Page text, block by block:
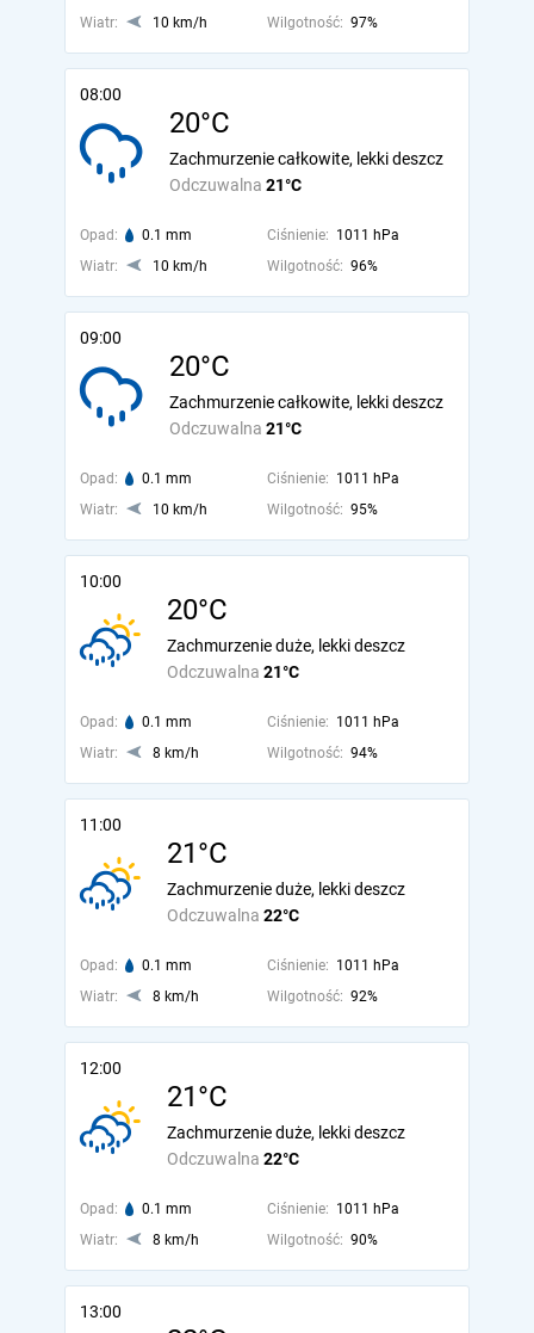
Wiatr: 10 km/h Wilgotność: 97%
08:00
20°C
Odczuwalna 21°C
Zachmurzenie całkowite, lekki deszcz
Opad: 0.1 mm Ciśnienie: 1011 hPa
Wiatr:
10 km/h Wilgotność: 96%
09:00
20°C
Odczuwalna 21°C
Zachmurzenie całkowite, lekki deszcz
Opad: 0.1 mm Ciśnienie: 1011 hPa
Wiatr:
10 km/h Wilgotność: 95%
10:00
20°C
Odczuwalna 21°C
Zachmurzenie duże, lekki deszcz
Opad: 0.1 mm Ciśnienie: 1011 hPa
Wiatr:
8 km/h Wilgotność: 94%
11:00
21°C
Odczuwalna 22°C
Zachmurzenie duże, lekki deszcz
Opad: 0.1 mm Ciśnienie: 1011 hPa
Wiatr:
8 km/h Wilgotność: 92%
12:00
21°C
Odczuwalna 22°C
Zachmurzenie duże, lekki deszcz
Opad: 0.1 mm Ciśnienie: 1011 hPa
Wiatr:
8 km/h Wilgotność: 90%
13:00